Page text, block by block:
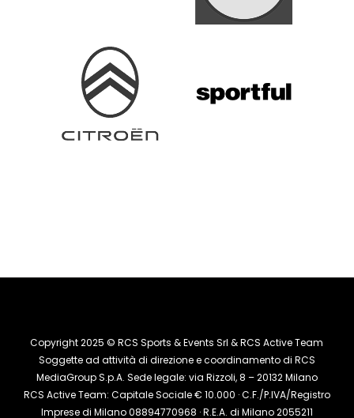
Copyright 2025 © RCS Sports & Events Srl & RCS Active Team
Soggette ad attività di direzione e coordinamento di RCS
MediaGroup S.p.A. Sede legale: via Rizzoli, 8 – 20132 Milano
RCS Active Team: Capitale Sociale € 10.000 · C.F./P.IVA/Registro
Imprese di Milano 08894770968 · R.E.A. di Milano 2055211